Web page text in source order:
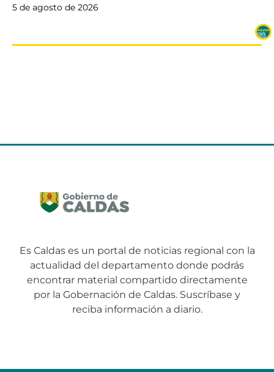
5 de agosto de 2026
Es Caldas es un portal de noticias regional con la
actualidad del departamento donde podrás
encontrar material compartido directamente
por la Gobernación de Caldas. Suscríbase y
reciba información a diario.